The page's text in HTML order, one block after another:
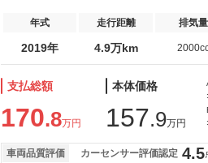
年式 走行距離 排気量
2019年 4.9万km
支払総額
170.8万円
本体価格
157.9万円
車両品質評価 カーセンサー評価認定 4.5